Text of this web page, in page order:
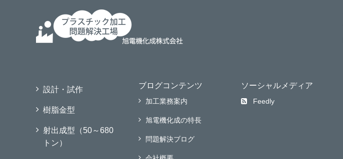
設計・試作
樹脂金型
射出成型（50～680
トン）
ブログコンテンツ
加工業務案内
旭電機化成の特長
問題解決ブログ
ソーシャルメディア
Feedly